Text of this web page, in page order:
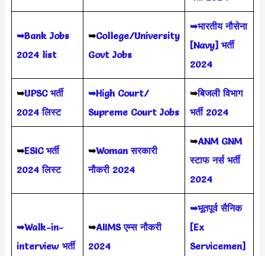
➥Bank Jobs
2024 list
➥College/University
Govt Jobs
➥भारतीय नौसेना
[Navy] भर्ती
2024
➥UPSC भर्ती
2024 लिस्ट
➥High Court/
Supreme Court Jobs
➥बिजली विभाग
भर्ती 2024
➥ESIC भर्ती
2024 लिस्ट
➥Woman सरकारी
नौकरी 2024
➥ANM GNM
स्टाफ नर्स भर्ती
2024
➥Walk-in-
interview भर्ती
➥AIIMS एम्स नौकरी
2024
➥भूतपूर्व सैनिक
[Ex
Servicemen]